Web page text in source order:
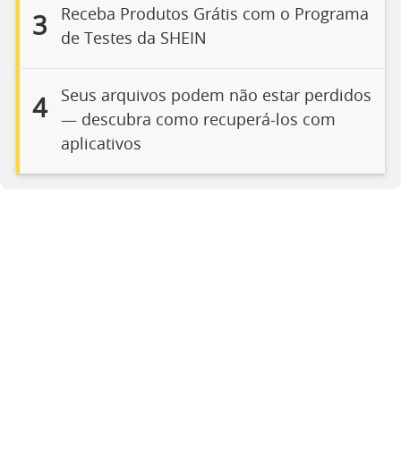
3
Receba Produtos Grátis com o Programa
de Testes da SHEIN
4
Seus arquivos podem não estar perdidos
— descubra como recuperá-los com
aplicativos